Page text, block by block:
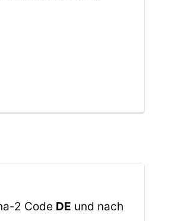
2 Code DE und nach